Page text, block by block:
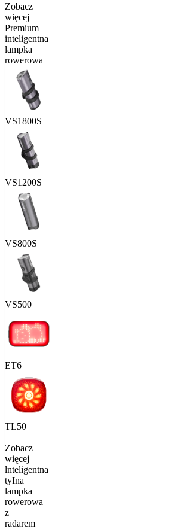
Zobacz
więcej
Premium
inteligentna
lampka
rowerowa
VS1800S
VS1200S
VS800S
VS500
ET6
TL50
Zobacz
więcej
lnteligentna
tyIna
lampka
rowerowa
z
radarem